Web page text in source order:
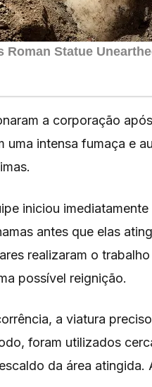
a corporação
uma intensa fumaça e
iniciou
antes que elas
realizaram o
possível reignição.
a viatura
foram utilizados
da área